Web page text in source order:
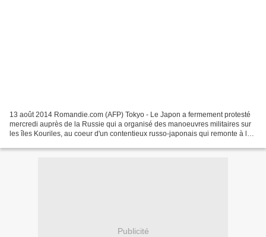
13 août 2014 Romandie.com (AFP) Tokyo - Le Japon a fermement protesté
mercredi auprès de la Russie qui a organisé des manoeuvres militaires sur
les îles Kouriles, au coeur d'un contentieux russo-japonais qui remonte à la
Publicité